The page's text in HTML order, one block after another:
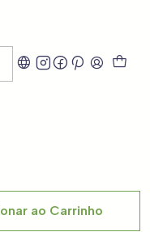
1L
ao Carrinho